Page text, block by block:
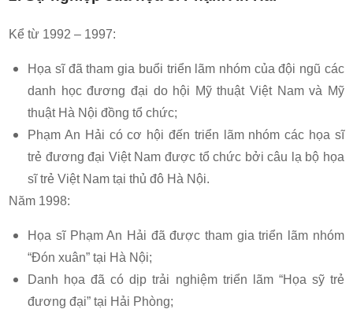
Kể từ 1992 – 1997:
Họa sĩ đã tham gia buổi triển lãm nhóm của đội ngũ các
danh học đương đại do hội Mỹ thuật Việt Nam và Mỹ
thuật Hà Nội đồng tổ chức;
Phạm An Hải có cơ hội đến triển lãm nhóm các họa sĩ
trẻ đương đại Việt Nam được tổ chức bởi câu lạ bộ họa
sĩ trẻ Việt Nam tại thủ đô Hà Nội.
Năm 1998:
Họa sĩ Phạm An Hải đã được tham gia triển lãm nhóm
“Đón xuân” tại Hà Nội;
Danh họa đã có dịp trải nghiệm triển lãm “Họa sỹ trẻ
đương đại” tại Hải Phòng;